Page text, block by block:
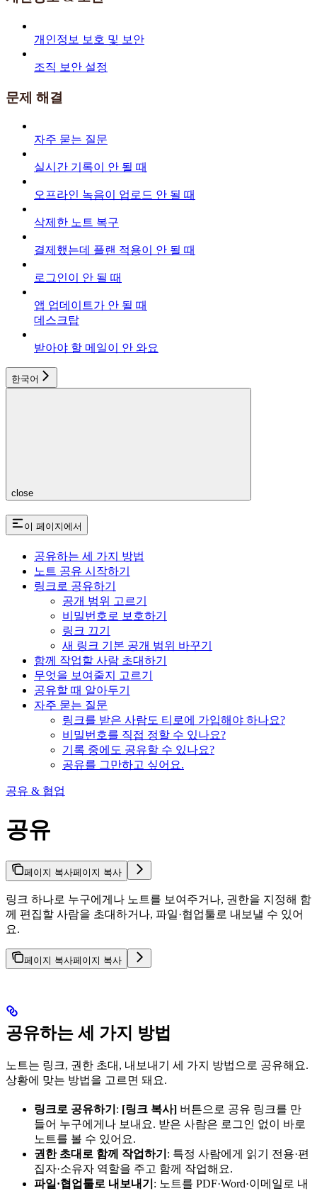
개인정보 보호 및 보안
조직 보안 설정
문제 해결
자주 묻는 질문
실시간 기록이 안 될 때
오프라인 녹음이 업로드 안 될 때
삭제한 노트 복구
결제했는데 플랜 적용이 안 될 때
로그인이 안 될 때
앱 업데이트가 안 될 때
데스크탑
받아야 할 메일이 안 와요
한국어
close
이 페이지에서
공유하는 세 가지 방법
노트 공유 시작하기
링크로 공유하기
공개 범위 고르기
비밀번호로 보호하기
링크 끄기
새 링크 기본 공개 범위 바꾸기
함께 작업할 사람 초대하기
무엇을 보여줄지 고르기
공유할 때 알아두기
자주 묻는 질문
링크를 받은 사람도 티로에 가입해야 하나요?
비밀번호를 직접 정할 수 있나요?
기록 중에도 공유할 수 있나요?
공유를 그만하고 싶어요.
공유 & 협업
공유
페이지 복사페이지 복사
링크 하나로 누구에게나 노트를 보여주거나, 권한을 지정해 함
께 편집할 사람을 초대하거나, 파일·협업툴로 내보낼 수 있어
요.
페이지 복사페이지 복사
공유하는 세 가지 방법
노트는 링크, 권한 초대, 내보내기 세 가지 방법으로 공유해요.
상황에 맞는 방법을 고르면 돼요.
링크로 공유하기 : [링크 복사] 버튼으로 공유 링크를 만
들어 누구에게나 보내요. 받은 사람은 로그인 없이 바로
노트를 볼 수 있어요.
권한 초대로 함께 작업하기 : 특정 사람에게 읽기 전용·편
집자·소유자 역할을 주고 함께 작업해요.
파일·협업툴로 내보내기 : 노트를 PDF·Word·이메일로 내